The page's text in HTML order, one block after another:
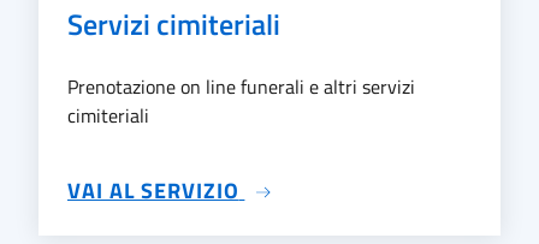
Servizi cimiteriali
Prenotazione on line funerali e altri servizi
cimiteriali
VAI AL SERVIZIO SU SERVIZI CIMITERIALI